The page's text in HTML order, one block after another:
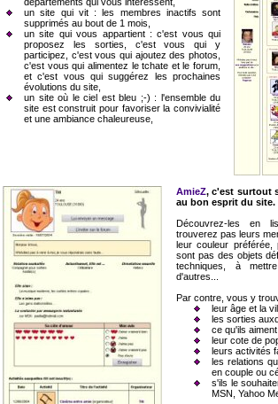
un site qui vit : les membres inactifs sont
supprimés au bout de 1 mois,
un site qui vous appartient : c'est vous qui
proposez les sorties, c'est vous qui y
participez, c'est vous qui ajoutez des photos,
c'est vous qui alimentez le tchate et le forum,
et c'est vous qui suggérez les prochaines
évolutions du site,
un site où le ciel est bleu ;-) : l'ensemble du
site est construit pour favoriser la convivialité
et une ambiance chaleureuse,
AmieZ, c'est surtout
au bon esprit du site.
Découvrez-les en
trouverez pas leurs
leur couleur préférée,
sont pas des objets
techniques, à
d'autres...
Par contre, vous y
leur âge et la
les sorties
ce qu'ils aiment
leur cote de
leurs activités
les relations
en couple ou
s'ils le
MSN, Yahoo